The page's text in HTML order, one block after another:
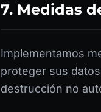
7. Medidas
Implementamos
proteger sus
destrucción no